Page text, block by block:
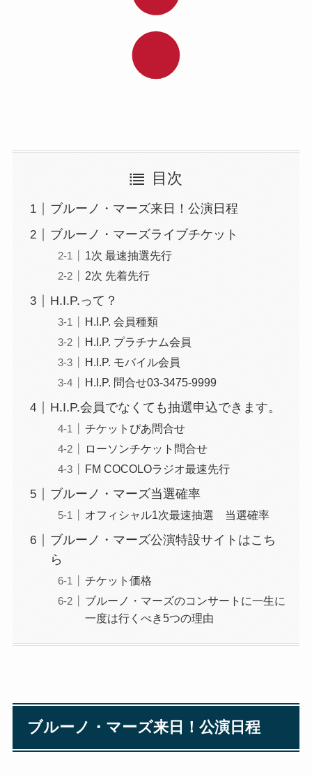
目次
ブルーノ・マーズ来日！公演日程
ブルーノ・マーズライブチケット
1次 最速抽選先⾏
2次 先着先行
H.I.P.って？
H.I.P. 会員種類
H.I.P. プラチナム会員
H.I.P. モバイル会員
H.I.P. 問合せ03-3475-9999
H.I.P.会員でなくても抽選申込できます。
チケットぴあ問合せ
ローソンチケット問合せ
FM COCOLOラジオ最速先行
ブルーノ・マーズ当選確率
オフィシャル1次最速抽選 当選確率
ブルーノ・マーズ公演特設サイトはこち
ら
チケット価格
ブルーノ・マーズのコンサートに一生に
一度は行くべき5つの理由
ブルーノ・マーズ来日！公演日程